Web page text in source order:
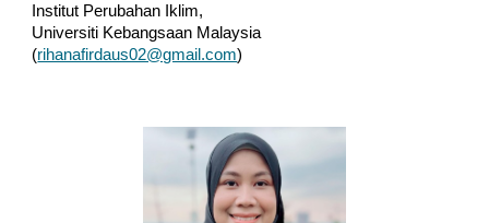
Institut Perubahan Iklim,
Universiti Kebangsaan Malaysia
(rihanafirdaus02@gmail.com)